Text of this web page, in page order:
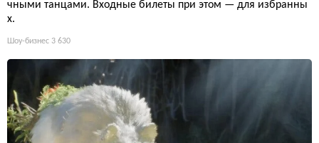
чными танцами. Входные билеты при этом — для избранны
х.
Шоу-бизнес 3 630